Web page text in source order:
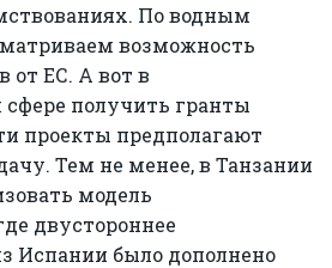
По водным
возможность
от ЕС. А вот в
получить гранты
проекты предполагают
Тем не менее, в Танзании
модель
двустороннее
Испании было дополнено